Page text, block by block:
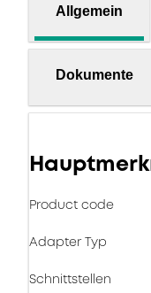
Allgemein
Dokumente
Product code
Adapter Typ
Schnittstellen